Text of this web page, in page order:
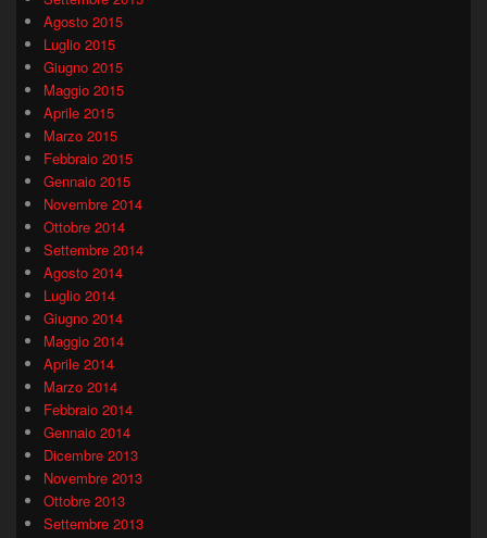
Agosto 2015
Luglio 2015
Giugno 2015
Maggio 2015
Aprile 2015
Marzo 2015
Febbraio 2015
Gennaio 2015
Novembre 2014
Ottobre 2014
Settembre 2014
Agosto 2014
Luglio 2014
Giugno 2014
Maggio 2014
Aprile 2014
Marzo 2014
Febbraio 2014
Gennaio 2014
Dicembre 2013
Novembre 2013
Ottobre 2013
Settembre 2013